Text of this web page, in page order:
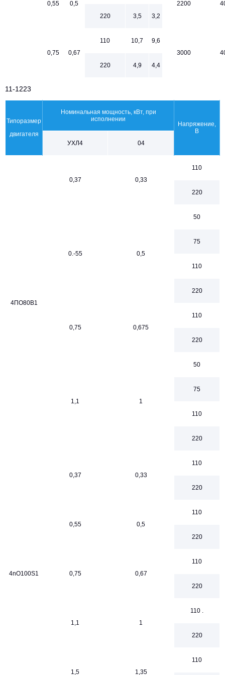
0,55 0,5
2200
220
3,5 3,2
0,75 0,67
110 10,7
9,6
3000
220
4,9 4,4
11-1223
Типоразмер
двигателя
Номинальная мощность, кВт, при
исполнении
Напряжение,
В
УХЛ4
04
4ПО80В1
0,37 0,33
110
220
0.-55 0,5
50
75
110
220
0,75 0,675
110
220
1,1 1
50
75
110
220
4nO100S1
0,37 0,33
110
220
0,55 0,5
110
220
0,75 0,67
110
220
1,1 1
110 .
220
1,5 1,35
110